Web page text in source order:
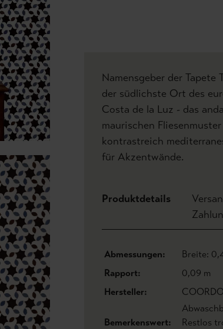
Namensgeber der
der südlichste Ort des
Costa de la Luz - das
maurischen
kontrastreich
für Akzentwände.
Produktdetails
Abmessungen:
Breite:
Rapport:
0,09 m
Hersteller:
Bemerkenswert:
Restlos